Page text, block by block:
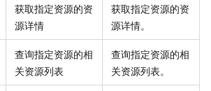
获取指定资源的资
源详情
获取指定资源的资
源详情。
查询指定资源的相
关资源列表
查询指定资源的相
关资源列表。